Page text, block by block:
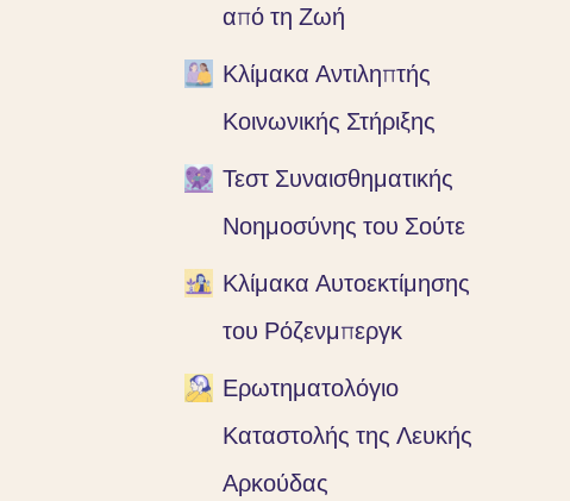
από τη Ζωή
Κλίμακα Αντιληπτής
Κοινωνικής Στήριξης
Τεστ Συναισθηματικής
Νοημοσύνης του Σούτε
Κλίμακα Αυτοεκτίμησης
του Ρόζενμπεργκ
Ερωτηματολόγιο
Καταστολής της Λευκής
Αρκούδας